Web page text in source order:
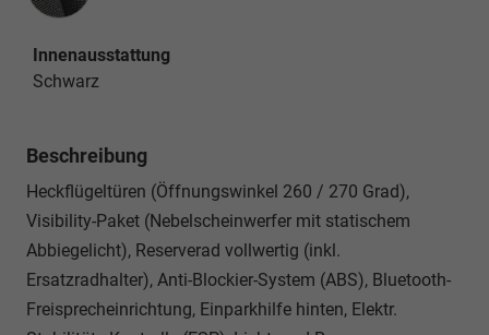
Innenausstattung
Schwarz
Beschreibung
Heckflügeltüren (Öffnungswinkel 260 / 270 Grad),
Visibility-Paket (Nebelscheinwerfer mit statischem
Abbiegelicht), Reserverad vollwertig (inkl.
Ersatzradhalter), Anti-Blockier-System (ABS), Bluetooth-
Freisprecheinrichtung, Einparkhilfe hinten, Elektr.